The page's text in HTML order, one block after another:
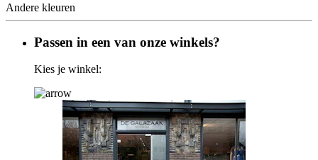
Andere kleuren
Passen in een van onze winkels?
Kies je winkel: